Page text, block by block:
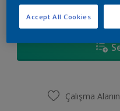
Çalışma
Accept All Cookies